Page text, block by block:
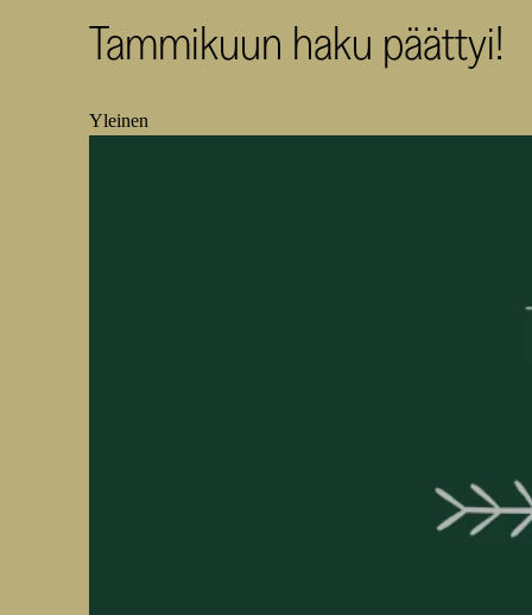
Tammikuun haku päättyi!
Yleinen